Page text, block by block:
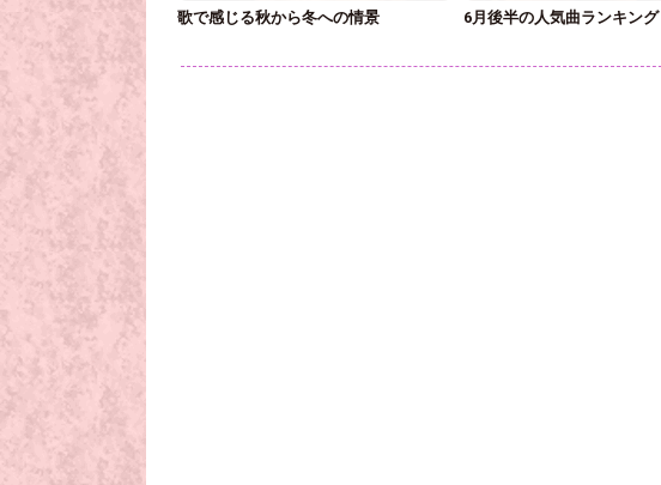
歌で感じる秋から冬への情景 6月後半の人気曲ランキング